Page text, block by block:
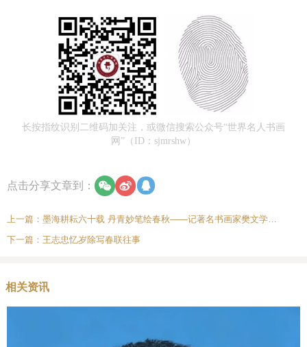
长按指纹识别二维码加关注，或微信搜索公众号“世界名人书画
网”（ID：sjmrshw）
点击分享文章到：
上一篇：
墨海耕耘六十载 丹青妙笔绘春秋——记著名书画家樊文学的艺术人生
下一篇： 王志忠忆岁除写春联往事
相关资讯